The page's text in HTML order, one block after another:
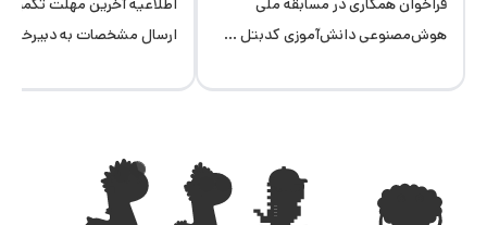
هوش‌مصنوعی دانش‌آموزی کدبتل ...
ارسال مشخصات به